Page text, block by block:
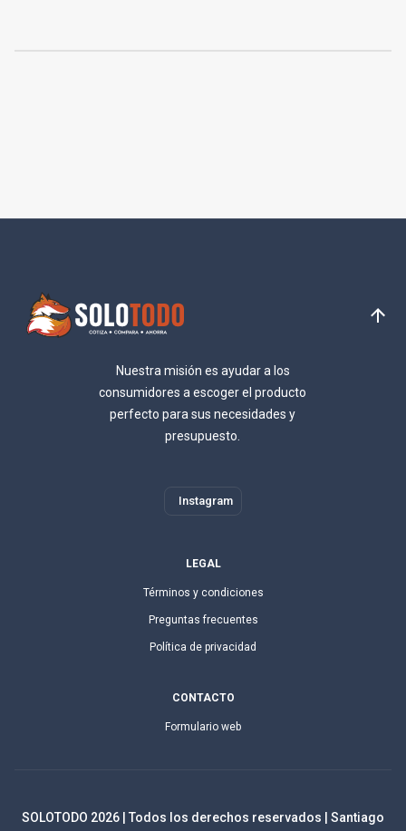
Nuestra misión es ayudar a los
consumidores a escoger el producto
perfecto para sus necesidades y
presupuesto.
Instagram
LEGAL
Términos y condiciones
Preguntas frecuentes
Política de privacidad
CONTACTO
Formulario web
SOLOTODO 2026 | Todos los derechos reservados | Santiago